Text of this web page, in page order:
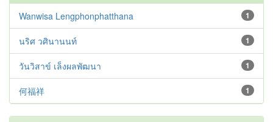
1
Wanwisa Lengphonphatthana
1
นริศ วศินานนท์
1
วันวิสาข์ เล็งผลพัฒนา
1
何福祥